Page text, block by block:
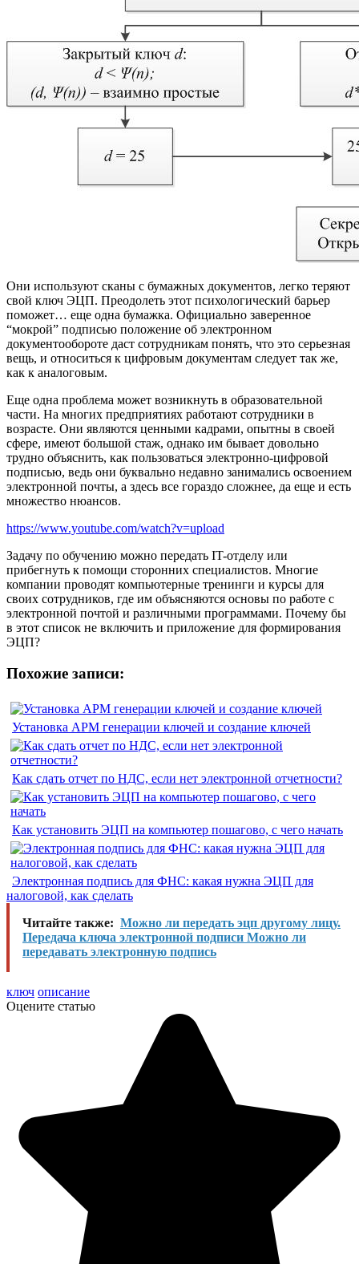
Они используют сканы с бумажных документов, легко теряют
свой ключ ЭЦП. Преодолеть этот психологический барьер
поможет… еще одна бумажка. Официально заверенное
“мокрой” подписью положение об электронном
документообороте даст сотрудникам понять, что это серьезная
вещь, и относиться к цифровым документам следует так же,
как к аналоговым.
Еще одна проблема может возникнуть в образовательной
части. На многих предприятиях работают сотрудники в
возрасте. Они являются ценными кадрами, опытны в своей
сфере, имеют большой стаж, однако им бывает довольно
трудно объяснить, как пользоваться электронно-цифровой
подписью, ведь они буквально недавно занимались освоением
электронной почты, а здесь все гораздо сложнее, да еще и есть
множество нюансов.
https://www.youtube.com/watch?v=upload
Задачу по обучению можно передать IT-отделу или
прибегнуть к помощи сторонних специалистов. Многие
компании проводят компьютерные тренинги и курсы для
своих сотрудников, где им объясняются основы по работе с
электронной почтой и различными программами. Почему бы
в этот список не включить и приложение для формирования
ЭЦП?
Похожие записи:
Установка АРМ генерации ключей и создание ключей
Как сдать отчет по НДС, если нет электронной отчетности?
Как установить ЭЦП на компьютер пошагово, с чего начать
Электронная подпись для ФНС: какая нужна ЭЦП для
налоговой, как сделать
Читайте также: Можно ли передать эцп другому лицу.
Передача ключа электронной подписи Можно ли
передавать электронную подпись
ключ описание
Оцените статью